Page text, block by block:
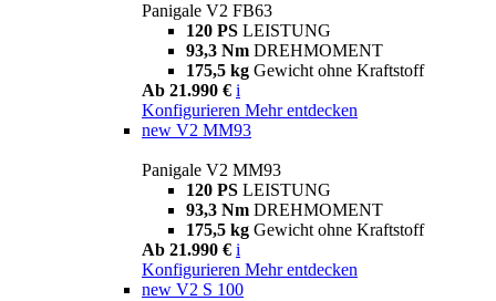
Panigale V2 FB63
120 PS LEISTUNG
93,3 Nm DREHMOMENT
175,5 kg Gewicht ohne Kraftstoff
Ab 21.990 € i
Konfigurieren Mehr entdecken
new V2 MM93
Panigale V2 MM93
120 PS LEISTUNG
93,3 Nm DREHMOMENT
175,5 kg Gewicht ohne Kraftstoff
Ab 21.990 € i
Konfigurieren Mehr entdecken
new V2 S 100